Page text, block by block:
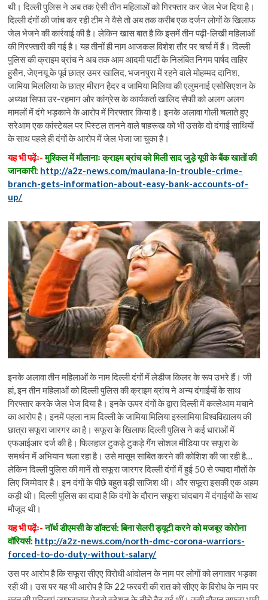
थी। दिल्ली पुलिस ने अब तक ऐसी तीन महिलाओं को गिरफ्तार कर जेल भेज दिया है।
दिल्ली दंगों की जांच कर रही टीम ने वैसे तो अब तक करीब एक दर्जन लोगों के खिलाफ
जेल भेजने की कार्रवाई की है। लेकिन खास बात है कि इसमें तीन पढ़ी-लिखी महिलाओं
की गिरफ्तारी की गई है। यह तीनों ही नाम आजकल विशेश तौर पर चर्चा में हैं। दिल्ली
पुलिस की क्राइम ब्रांच ने अब तक आम आदमी पार्टी के निलंबित निगम पार्षद ताहिर
हुसैन, जेएनयू के पूर्व छात्र उमर खालिद, भजनपुरा में रहने वाले मोहम्मद दानिश,
जामिया मिललिया के छात्र मीरान हैदर व जामिया मिलिया की एलुमनाई एसोसिएशन के
अध्यक्ष सिफा उर-रहमान और कांग्रेस के कार्यकर्ता खालिद सैफी को अलग अलग
मामलों में दंगे भड़काने के आरोप में गिरफ्तार किया है। इनके अलावा गोली चलाते हुए
सरेआम एक कांस्टेबल पर पिस्टल तानने वाले षाहरूख को भी उसके दो दंगाई साथियों
के साथ पहले ही दंगों के आरोप में जेल भेजा जा चुका है।
यह भी पढ़ेंः- मुश्किल में मौलानाः क्राइम ब्रांच को मिली साद जुड़े यूपी के बैंक खातों की
जानकारी: http://a2z-news.com/maulana-in-trouble-crime-
branch-gets-information-about-easy-bank-accounts-of-
up/
इनके अलावा तीन महिलाओं के नाम दिल्ली दंगों में लेडीज किलर के रूप उभरे हैं। जी
हां, इन तीन महिलाओं को दिल्ली पुलिस की क्राइम ब्रांच ने अन्य दंगाईयों के साथ
गिरफ्तार करके जेल भेज दिया है। इनके ऊपर दंगों के द्वारा दिल्ली में कत्लेआम मचाने
का आरोप है। इनमें पहला नाम दिल्ली के जामिया मिलिया इस्लामिया विश्वविद्यालय की
छात्रा सफूरा जारगर का है। सफूरा के खिलाफ दिल्ली पुलिस ने कई धाराओं में
एफआईआर दर्ज की है। फिलहाल टुकड़े टुकड़े गैंग सोशल मीडिया पर सफूरा के
समर्थन में अभियान चला रहा है। उसे मासूम साबित करने की कोशिश की जा रही है…
लेकिन दिल्ली पुलिस की मानें तो सफूरा जारगर दिल्ली दंगों में हुई 50 से ज्यादा मौतों के
लिए जिम्मेदार है। इन दंगों के पीछे बहुत बड़ी साजिश थी। और सफूरा इसकी एक अहम
कड़ी थी। दिल्ली पुलिस का दावा है कि दंगों के दौरान सफूरा चांदबाग में दंगाईयों के साथ
मौजूद थी।
यह भी पढ़ेंः-नॉर्थ डीएमसी के डॉक्टर्स: बिना सेलरी ड्यूटी करने को मजबूर कोरोना
वॉरियर्स: http://a2z-news.com/north-dmc-corona-warriors-
forced-to-do-duty-without-salary/
उस पर आरोप है कि सफूरा सीएए विरोधी आंदोलन के नाम पर लोगों को लगातार भड़का
रही थी। उस पर यह भी आरोप है कि 22 फरवरी की रात को सीएए के विरोध के नाम पर